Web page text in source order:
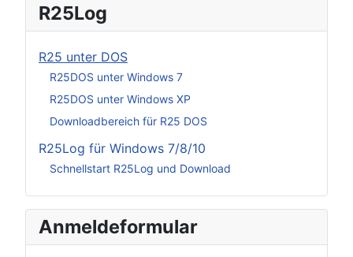
R25Log
R25 unter DOS
R25DOS unter Windows 7
R25DOS unter Windows XP
Downloadbereich für R25 DOS
R25Log für Windows 7/8/10
Schnellstart R25Log und Download
Anmeldeformular